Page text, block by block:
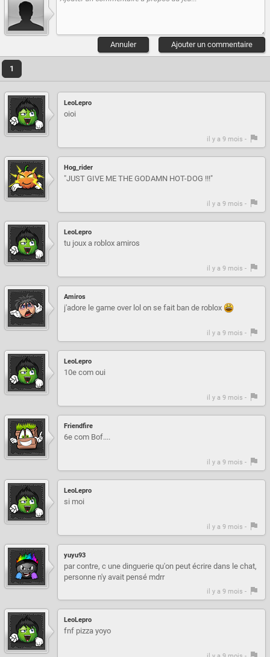
Ajouter un commentaire
Annuler
1
LeoLepro
oioi
il y a 9 mois -
Hog_rider
"JUST GIVE ME THE GODAMN HOT-DOG !!!"
il y a 9 mois -
LeoLepro
tu joux a roblox amiros
il y a 9 mois -
Amiros
j'adore le game over lol on se fait ban de roblox
il y a 9 mois -
LeoLepro
10e com oui
il y a 9 mois -
Friendfire
6e com Bof....
il y a 9 mois -
LeoLepro
si moi
il y a 9 mois -
yuyu93
par contre, c une dinguerie qu'on peut écrire dans le chat,
personne n'y avait pensé mdrr
il y a 9 mois -
LeoLepro
fnf pizza yoyo